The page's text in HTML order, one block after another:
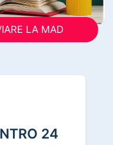
LA MAD
24